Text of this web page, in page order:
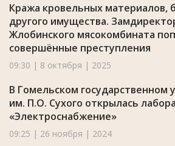
Кража кровельных материалов,
другого имущества.
Жлобинского мясокомбината
совершённые преступления
09:30 | 8 октября | 2025
В Гомельском государственном
им. П.О. Сухого открылась
«Электроснабжение»
09:25 | 26 ноября | 2024